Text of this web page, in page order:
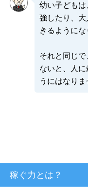
幼い子ども
強したり、
きるようにな
それと同じ
ないと、人
うにはなりま
稼ぐ力とは？